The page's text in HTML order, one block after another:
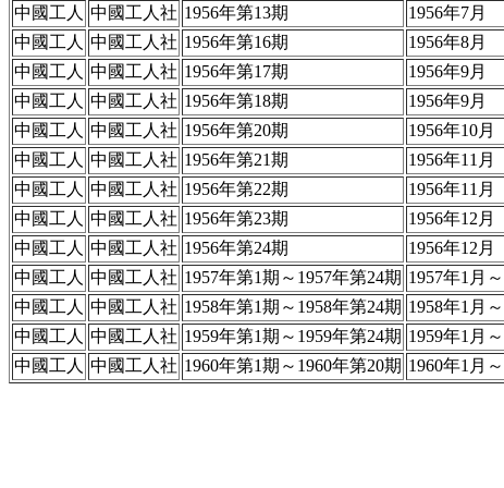
中國工人 中國工人社 1956年第13期
1956年7月
中國工人 中國工人社 1956年第16期
1956年8月
中國工人 中國工人社 1956年第17期
1956年9月
中國工人 中國工人社 1956年第18期
1956年9月
中國工人 中國工人社 1956年第20期
1956年10月
中國工人 中國工人社 1956年第21期
1956年11月
中國工人 中國工人社 1956年第22期
1956年11月
中國工人 中國工人社 1956年第23期
1956年12月
中國工人 中國工人社 1956年第24期
1956年12月
中國工人 中國工人社 1957年第1期～1957年第24期 1957年1月
中國工人 中國工人社 1958年第1期～1958年第24期 1958年1月
中國工人 中國工人社 1959年第1期～1959年第24期 1959年1月
中國工人 中國工人社 1960年第1期～1960年第20期 1960年1月